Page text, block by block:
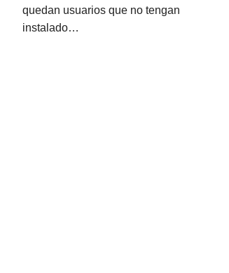
quedan usuarios que no tengan
instalado…